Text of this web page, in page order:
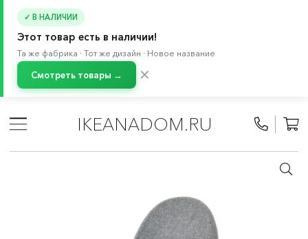
✓ В НАЛИЧИИ
Этот товар есть в наличии!
Та же фабрика · Тот же дизайн · Новое название
Смотреть товары → ✕
IKEANADOM.RU
Стулья для письменного стола / Офисные стулья